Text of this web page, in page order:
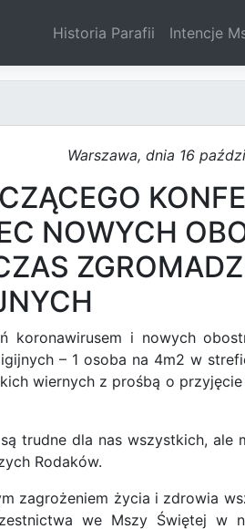
Historia Parafii Intencje
Warszawa, dnia 16
NOWYCH
koronawirusem i nowych
– 1 osoba na 4m2 w
wiernych z prośbą o
trudne dla nas wszystkich, ale
Rodaków.
zagrożeniem życia i zdrowia
we Mszy Świętej w